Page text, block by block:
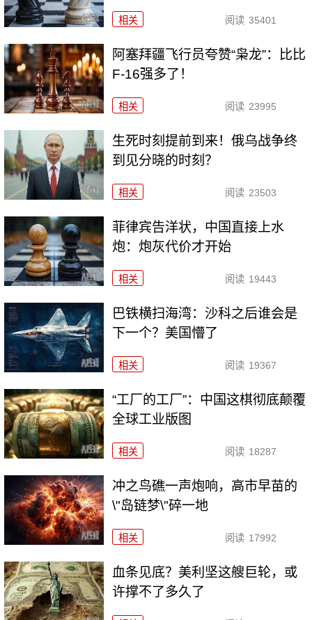
相关 阅读 35401
阿塞拜疆飞行员夸赞“枭龙”：比比
F-16强多了！
相关 阅读 23995
生死时刻提前到来！俄乌战争终
到见分晓的时刻？
相关 阅读 23503
菲律宾告洋状，中国直接上水
炮：炮灰代价才开始
相关 阅读 19443
巴铁横扫海湾：沙科之后谁会是
下一个？美国懵了
相关 阅读 19367
“工厂的工厂”：中国这棋彻底颠覆
全球工业版图
相关 阅读 18287
冲之鸟礁一声炮响，高市早苗的
\"岛链梦\"碎一地
相关 阅读 17992
血条见底？美利坚这艘巨轮，或
许撑不了多久了